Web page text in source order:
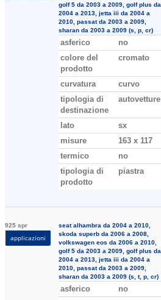
golf 5 da 2003 a 2009, golf plus da
2004 a 2013, jetta iii da 2004 a
2010, passat da 2003 a 2009,
sharan da 2003 a 2009 (s, p, cr)
asferico
no
colore del
prodotto
cromato
curvatura
curvo
tipologia di
destinazione
autovetture
lato
sx
misure
163 x 117
termico
no
tipologia di
prodotto
piastra
925 spr
applicazioni
seat alhambra da 2004 a 2010,
skoda superb da 2006 a 2008,
volkswagen eos da 2006 a 2010,
golf 5 da 2003 a 2009, golf plus da
2004 a 2013, jetta iii da 2004 a
2010, passat da 2003 a 2009,
sharan da 2003 a 2009 (s, t, p, cr)
asferico
no